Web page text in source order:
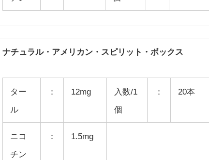
ナチュラル・アメリカン・スピリット・ボックス
ター
ル
： 12mg
入数/1
個
： 20本
ニコ
チン
： 1.5mg